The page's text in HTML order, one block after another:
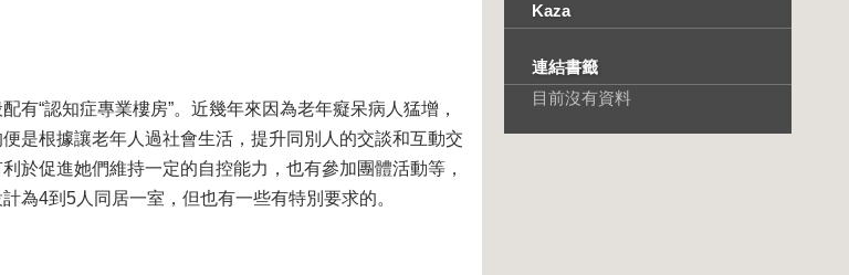
“認知症專業樓房”。近幾年來因為老年癡呆病人猛增，
是根據讓老年人過社會生活，提升同別人的交談和互動交
於促進她們維持一定的自控能力，也有參加團體活動等，
為4到5人同居一室，但也有一些有特別要求的。
Kaza
連結書籤
目前沒有資料